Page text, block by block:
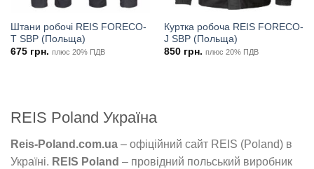
Штани робочі REIS FORECO-
T SBP (Польща)
675 грн. плюс 20% ПДВ
Куртка робоча REIS FORECO-
J SBP (Польща)
850 грн. плюс 20% ПДВ
REIS Poland Україна
Reis-Poland.com.ua – офіційний сайт REIS (Poland) в
Україні. REIS Poland – провідний польський виробник